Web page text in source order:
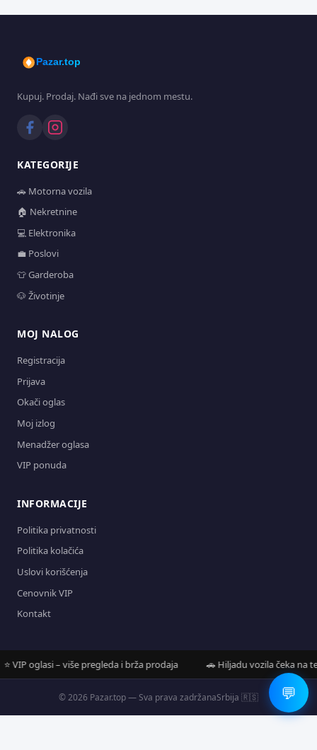
Pazar.top
Kupuj. Prodaj. Nađi sve na jednom mestu.
KATEGORIJE
🚗 Motorna vozila
🏠 Nekretnine
💻 Elektronika
💼 Poslovi
👕 Garderoba
🐶 Životinje
MOJ NALOG
Registracija
Prijava
Okači oglas
Moj izlog
Menadžer oglasa
VIP ponuda
INFORMACIJE
Politika privatnosti
Politika kolačića
Uslovi korišćenja
Cenovnik VIP
Kontakt
VIP oglasi – više pregleda i brža prodaja 🚗 Hiljadu vozila čeka na tebe
© 2026 Pazar.top — Sva prava zadržanaSrbija 🇷🇸 💬